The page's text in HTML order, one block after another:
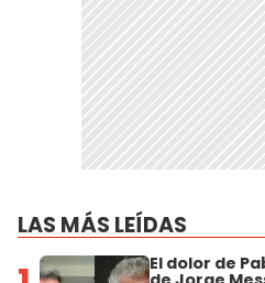
LAS MÁS LEÍDAS
El dolor de